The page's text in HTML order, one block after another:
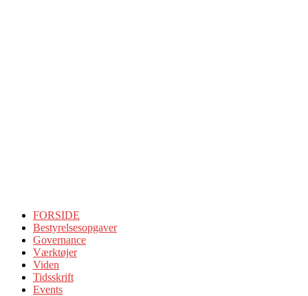
FORSIDE
Bestyrelsesopgaver
Governance
Værktøjer
Viden
Tidsskrift
Events